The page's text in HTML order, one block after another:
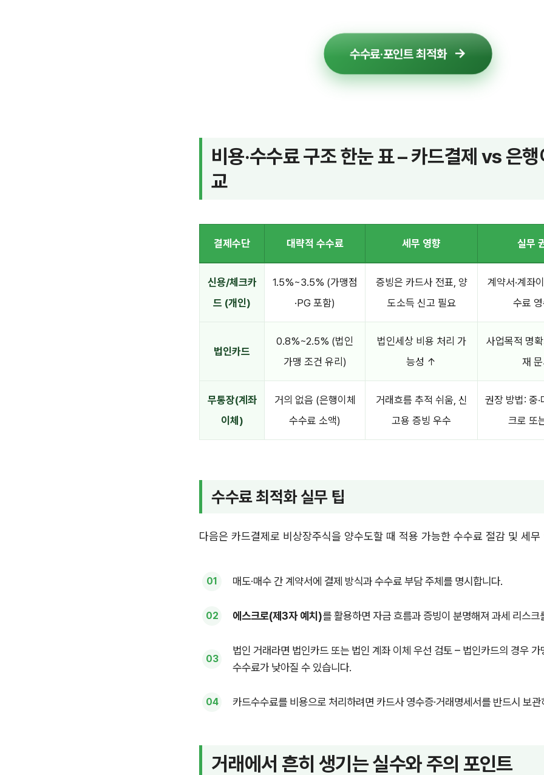
수수료·포인트 최적화
비용·수수료 구조 한눈 표 – 카드결제 vs 은
교
결제수단 대략적 수수료 세무 영향 실무
신용/체크카
드 (개인)
1.5%~3.5% (가맹점
·PG 포함)
증빙은 카드사 전표, 양
도소득 신고 필요
계약서·계좌
수료
법인카드
0.8%~2.5% (법인
가맹 조건 유리)
법인세상 비용 처리 가
능성 ↑
사업목적 명
재
무통장(계좌
이체)
거의 없음 (은행이체
수수료 소액)
거래흐름 추적 쉬움, 신
고용 증빙 우수
권장 방법: 중
크로 또
수수료 최적화 실무 팁
다음은 카드결제로 비상장주식을 양수도할 때 적용 가능한 수수료 절감 및 세
매도·매수 간 계약서에 결제 방식과 수수료 부담 주체를 명시합니다.
에스크로(제3자 예치)를 활용하면 자금 흐름과 증빙이 분명해져 과세 리스크
법인 거래라면 법인카드 또는 법인 계좌 이체 우선 검토 – 법인카드의 경우
수수료가 낮아질 수 있습니다.
카드수수료를 비용으로 처리하려면 카드사 영수증·거래명세서를 반드시 보관
거래에서 흔히 생기는 실수와 주의 포인트